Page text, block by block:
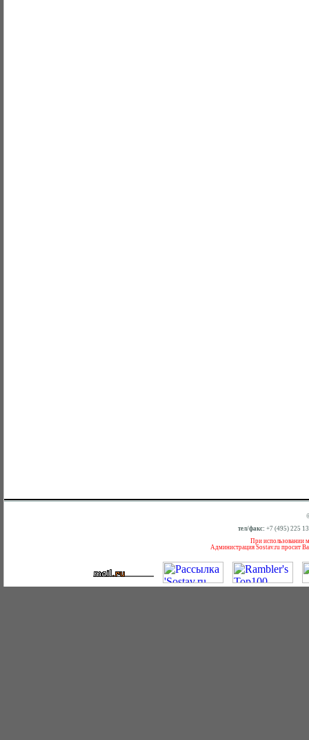
тел/факс: +7 (495) 225
При использовании
Администрация Sostav.ru просит